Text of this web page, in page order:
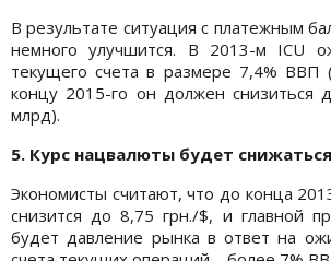
В результате ситуация с платежным
немного улучшится. В 2013-м ICU
текущего счета в размере 7,4% ВВП
концу 2015-го он должен снизиться
млрд).
5. Курс нацвалюты будет снижаться
Экономисты считают, что до конца
снизится до 8,75 грн./$, и главной
будет давление рынка в ответ на